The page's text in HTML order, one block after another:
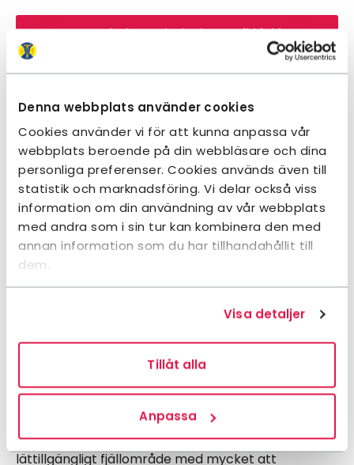
Denna webbplats använder cookies
Cookies använder vi för att kunna anpassa vår
webbplats beroende på din webbläsare och dina
personliga preferenser. Cookies används även till
statistik och marknadsföring. Vi delar också viss
information om din användning av vår webbplats
med andra som i sin tur kan kombinera den med
annan information som du har tillhandahållit till
dem.
Visa detaljer
Tillåt alla
Anpassa
Kungsleden Saltoluokta-Kvikkjokk
Lättåtkomligt och familjevänligt
Fulufjällets nationalpark i Dalarna är ett
lättillgängligt fjällområde med mycket att